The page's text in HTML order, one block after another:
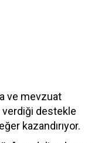
ve mevzuat
destekle
kazandırıyor.